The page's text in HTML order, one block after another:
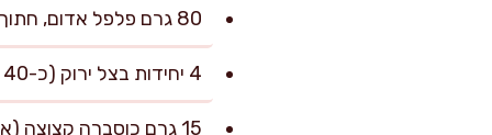
80 גרם פלפל אדום, חתוך לרצועות דקיקות
4 יחידות בצל ירוק (כ-40 גרם), פרוס דק באלכסון
15 גרם כוסברה קצוצה (אפשר להחליף ב-15 גרם נענע)